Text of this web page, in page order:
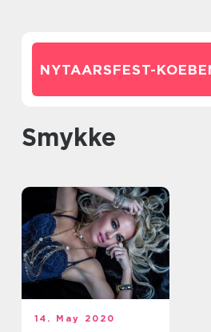
NYTAARSFEST-
smykke
14. May 2020